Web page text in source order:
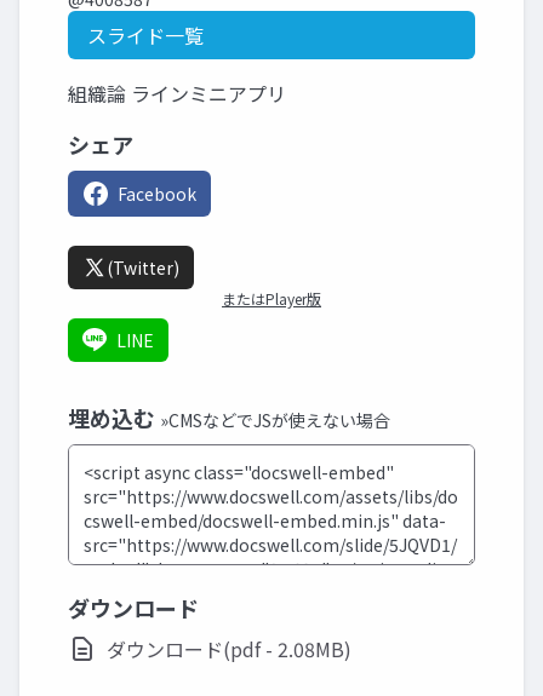
スライド一覧
組織論 ラインミニアプリ
シェア
Facebook
(Twitter)
またはPlayer版
LINE
埋め込む »CMSなどでJSが使えない場合
ダウンロード
ダウンロード(pdf - 2.08MB)